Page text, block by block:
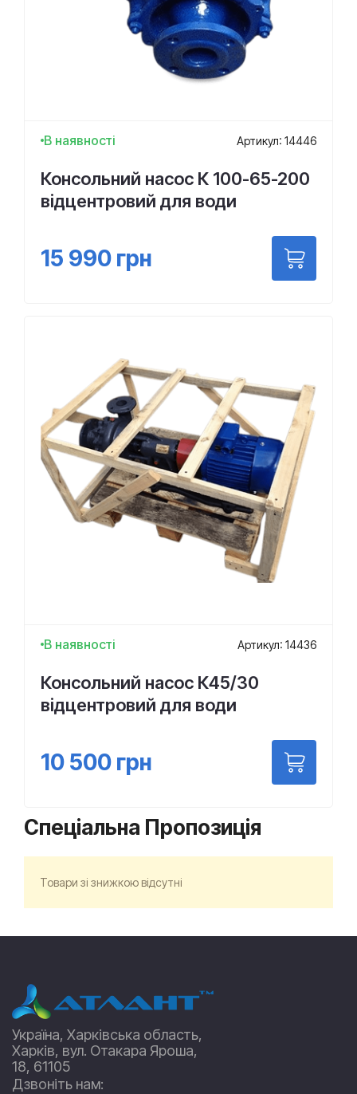
В наявності Артикул: 14446
Консольний насос К 100-65-200
відцентровий для води
15 990 грн
В наявності Артикул: 14436
Консольний насос К45/30
відцентровий для води
10 500 грн
Спеціальна Пропозиція
Товари зі знижкою відсутні
Україна, Харківська область,
Харків, вул. Отакара Яроша,
18, 61105
Дзвоніть нам: